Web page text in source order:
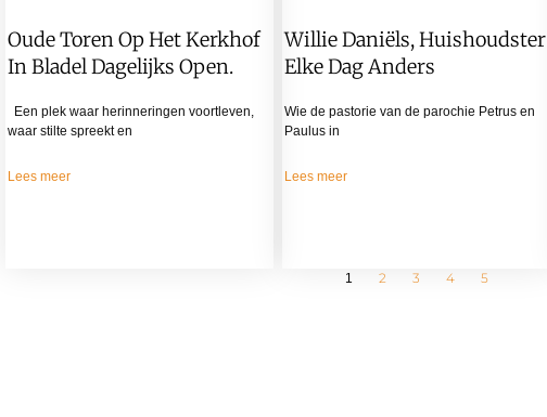
Oude Toren Op Het Kerkhof
In Bladel Dagelijks Open.
Een plek waar herinneringen voortleven,
waar stilte spreekt en
Lees meer
Willie Daniëls, Huishoudster
Elke Dag Anders
Wie de pastorie van de parochie Petrus en
Paulus in
Lees meer
1
2 3 4 5